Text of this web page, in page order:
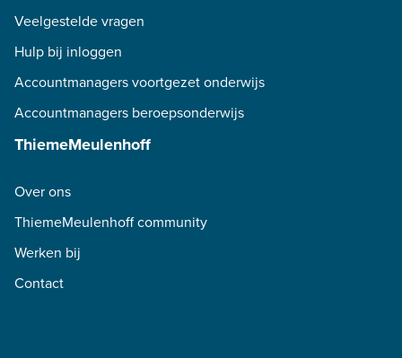
Veelgestelde vragen
Hulp bij inloggen
Accountmanagers voortgezet onderwijs
Accountmanagers beroepsonderwijs
ThiemeMeulenhoff
Over ons
ThiemeMeulenhoff community
Werken bij
Contact